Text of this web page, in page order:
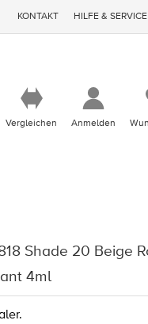
KONTAKT HILFE & SERVICE
Vergleichen Anmelden
Shade 20 Beige
4ml